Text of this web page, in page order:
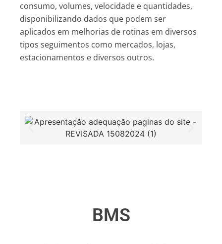
consumo, volumes, velocidade e quantidades,
disponibilizando dados que podem ser
aplicados em melhorias de rotinas em diversos
tipos seguimentos como mercados, lojas,
estacionamentos e diversos outros.
BMS